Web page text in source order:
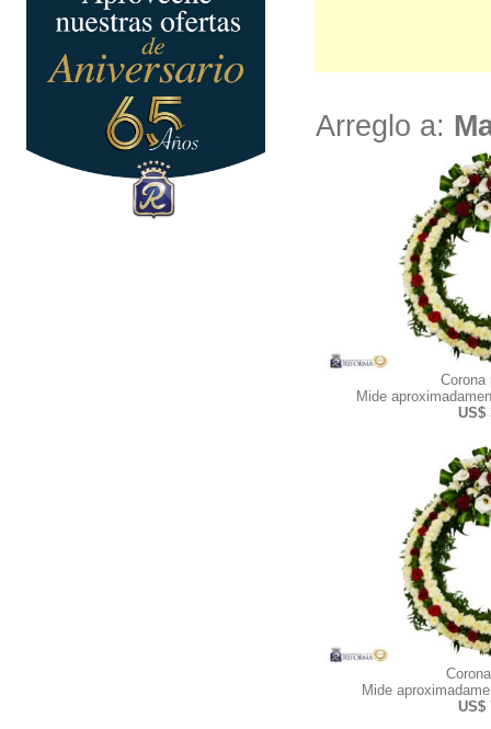
Arreglo a:
Corona
Mide
US$
Mide
US$